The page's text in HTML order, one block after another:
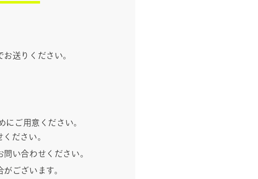
送りください。
にご用意ください。
ださい。
い合わせください。
ございます。